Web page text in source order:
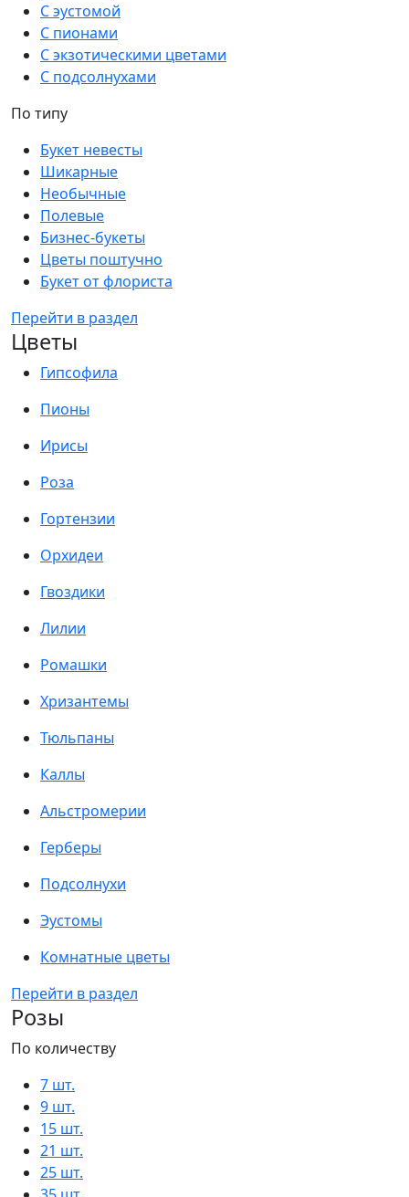
С эустомой
С пионами
С экзотическими цветами
С подсолнухами
По типу
Букет невесты
Шикарные
Необычные
Полевые
Бизнес-букеты
Цветы поштучно
Букет от флориста
Перейти в раздел
Цветы
Гипсофила
Пионы
Ирисы
Роза
Гортензии
Орхидеи
Гвоздики
Лилии
Ромашки
Хризантемы
Тюльпаны
Каллы
Альстромерии
Герберы
Подсолнухи
Эустомы
Комнатные цветы
Перейти в раздел
Розы
По количеству
7 шт.
9 шт.
15 шт.
21 шт.
25 шт.